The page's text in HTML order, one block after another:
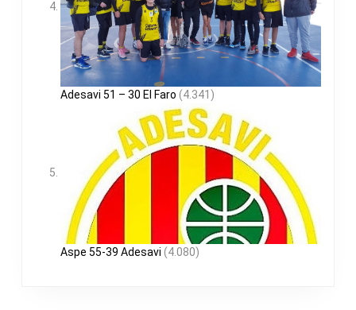
Adesavi 51 – 30 El Faro (4.341)
Aspe 55-39 Adesavi (4.080)